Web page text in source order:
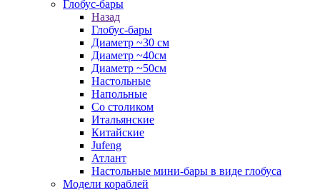
Глобус-бары
Назад
Глобус-бары
Диаметр ~30 см
Диаметр ~40см
Диаметр ~50см
Настольные
Напольные
Со столиком
Итальянские
Китайские
Jufeng
Атлант
Настольные мини-бары в виде глобуса
Модели кораблей